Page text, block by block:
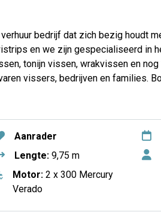
bedrijf dat zich bezig houdt
en we zijn gespecialiseerd in
tonijn vissen, wrakvissen en
vissers, bedrijven en families.
Aanrader
Lengte:9,75 m
Motor: 2 x 300 Mercury
Verado